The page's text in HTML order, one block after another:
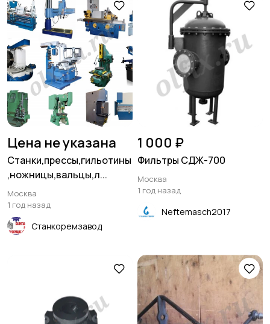
Цена не указана
Станки,прессы,гильотины
,ножницы,вальцы,л...
Москва
1 год назад
Станкоремзавод
1 000 ₽
Фильтры СДЖ-700
Москва
1 год назад
Neftemasch2017